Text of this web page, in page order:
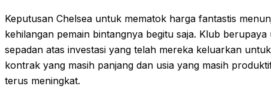
Keputusan Chelsea untuk mematok harga fantastis
kehilangan pemain bintangnya begitu saja. Klub
sepadan atas investasi yang telah mereka keluarkan
kontrak yang masih panjang dan usia yang masih
terus meningkat.